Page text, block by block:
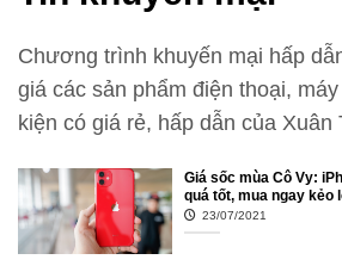
Chương trình khuyến mại hấp
giá các sản phẩm điện thoại,
kiện có giá rẻ, hấp dẫn của Xuân
Giá sốc mùa Cô Vy:
quá tốt, mua ngay kẻo
23/07/2021